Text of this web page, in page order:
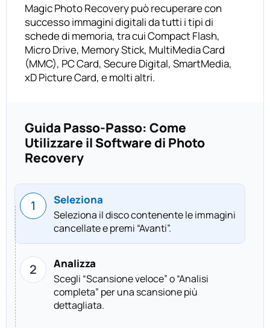
Magic Photo Recovery può recuperare con
successo immagini digitali da tutti i tipi di
schede di memoria, tra cui Compact Flash,
Micro Drive, Memory Stick, MultiMedia Card
(MMC), PC Card, Secure Digital, SmartMedia,
xD Picture Card, e molti altri.
Guida Passo-Passo: Come
Utilizzare il Software di Photo
Recovery
Seleziona
Seleziona il disco contenente le immagini
cancellate e premi “Avanti”.
Analizza
Scegli “Scansione veloce” o “Analisi
completa” per una scansione più
dettagliata.